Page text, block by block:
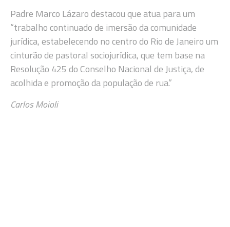
Padre Marco Lázaro destacou que atua para um
“trabalho continuado de imersão da comunidade
jurídica, estabelecendo no centro do Rio de Janeiro um
cinturão de pastoral sociojurídica, que tem base na
Resolução 425 do Conselho Nacional de Justiça, de
acolhida e promoção da população de rua.”
Carlos Moioli